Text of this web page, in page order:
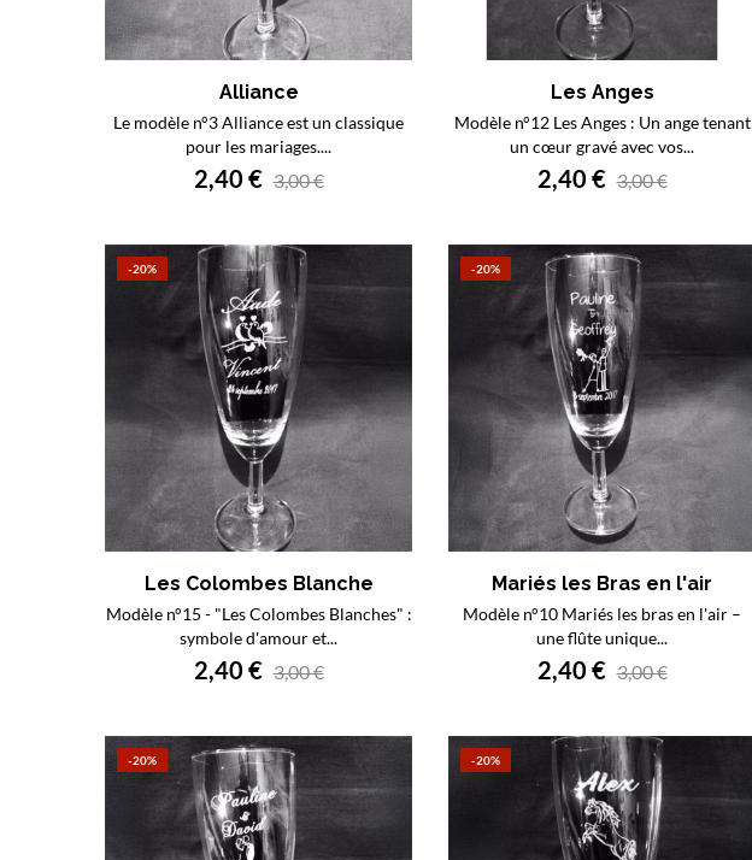
Alliance
Le modèle n°3 Alliance est un classique
pour les mariages....
2,40 € 3,00 €
Les Anges
Modèle n°12 Les Anges : Un ange tenant
un cœur gravé avec vos...
2,40 € 3,00 €
-20%
Les Colombes Blanche
Modèle n°15 - "Les Colombes Blanches" :
symbole d'amour et...
2,40 € 3,00 €
-20%
Mariés les Bras en l'air
Modèle n°10 Mariés les bras en l'air –
une flûte unique...
2,40 € 3,00 €
-20% -20%